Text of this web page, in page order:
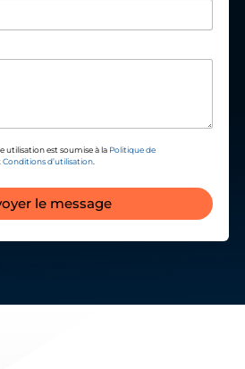
utilisation est soumise à la Politique de
Conditions d’utilisation.
le message